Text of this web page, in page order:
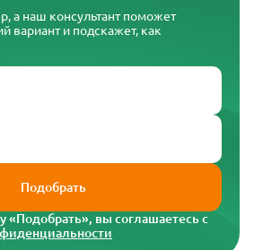
а наш консультант поможет
вариант и подскажет, как
Подобрать
«Подобрать», вы соглашаетесь с